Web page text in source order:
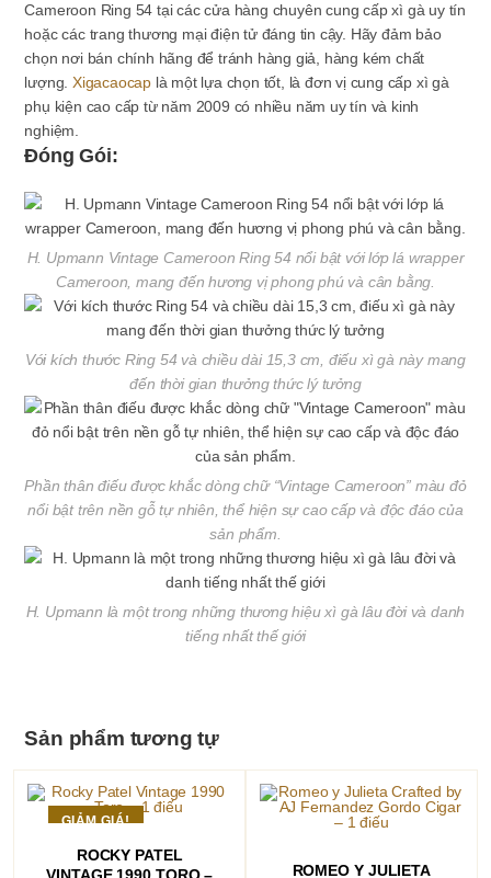
Cameroon Ring 54 tại các cửa hàng chuyên cung cấp xì gà uy tín
hoặc các trang thương mại điện tử đáng tin cậy. Hãy đảm bảo
chọn nơi bán chính hãng để tránh hàng giả, hàng kém chất
lượng. Xigacaocap là một lựa chọn tốt, là đơn vị cung cấp xì gà
phụ kiện cao cấp từ năm 2009 có nhiều năm uy tín và kinh
nghiệm.
Đóng Gói:
H. Upmann Vintage Cameroon Ring 54 nổi bật với lớp lá wrapper
Cameroon, mang đến hương vị phong phú và cân bằng.
Với kích thước Ring 54 và chiều dài 15,3 cm, điếu xì gà này mang
đến thời gian thưởng thức lý tưởng
Phần thân điếu được khắc dòng chữ “Vintage Cameroon” màu đỏ
nổi bật trên nền gỗ tự nhiên, thể hiện sự cao cấp và độc đáo của
sản phẩm.
H. Upmann là một trong những thương hiệu xì gà lâu đời và danh
tiếng nhất thế giới
Sản phẩm tương tự
GIẢM GIÁ!
ROCKY PATEL
ROMEO Y JULIETA